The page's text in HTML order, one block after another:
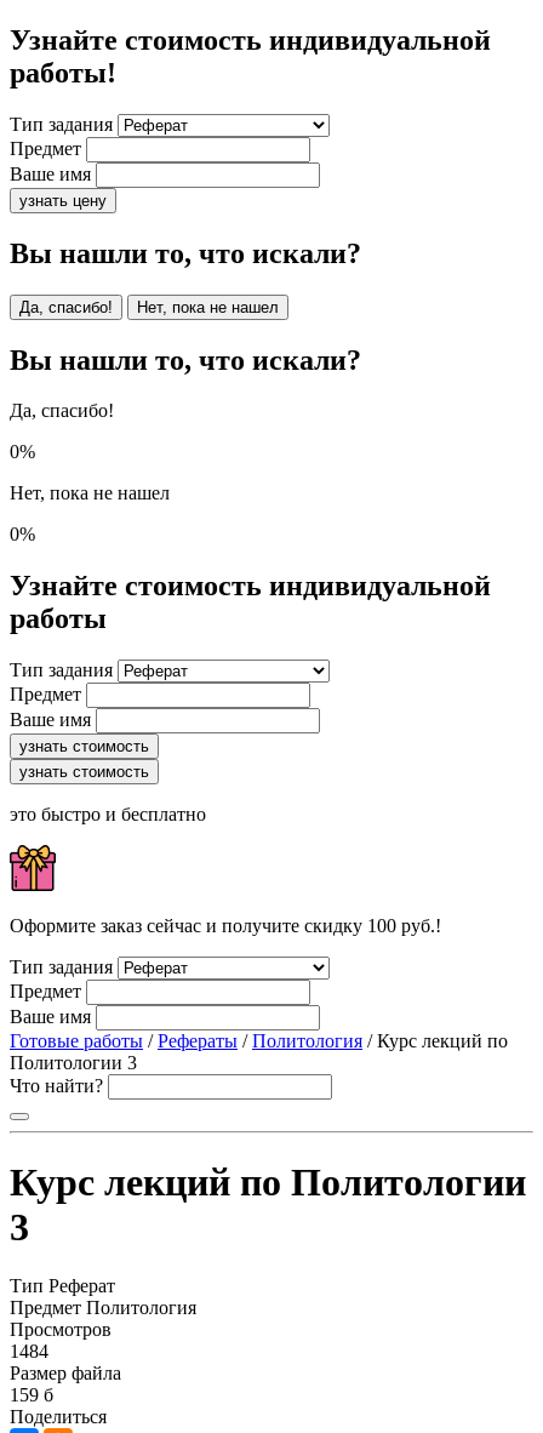
Узнайте стоимость индивидуальной
работы!
Тип задания
Предмет
Ваше имя
узнать цену
Вы нашли то, что искали?
Да, спасибо! Нет, пока не нашел
Вы нашли то, что искали?
Да, спасибо!
0%
Нет, пока не нашел
0%
Узнайте стоимость индивидуальной
работы
Тип задания
Предмет
Ваше имя
узнать стоимость
узнать стоимость
это быстро и бесплатно
Оформите заказ сейчас и получите скидку 100 руб.!
Тип задания
Предмет
Ваше имя
Готовые работы /Рефераты /Политология / Курс лекций по
Политологии 3
Что найти?
Курс лекций по Политологии
3
Тип Реферат
Предмет Политология
Просмотров
1484
Размер файла
159 б
Поделиться